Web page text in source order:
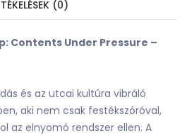
(0)
Contents Under Pressure –
és az utcai kultúra vibráló
aki nem csak festékszóróval,
az elnyomó rendszer ellen. A